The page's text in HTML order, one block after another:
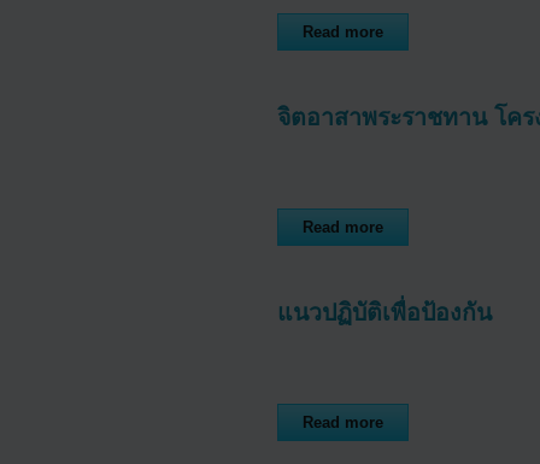
Read more
จิตอาสาพระราชทาน โค
Read more
แนวปฏิบัติเพื่อป้องกัน
Read more